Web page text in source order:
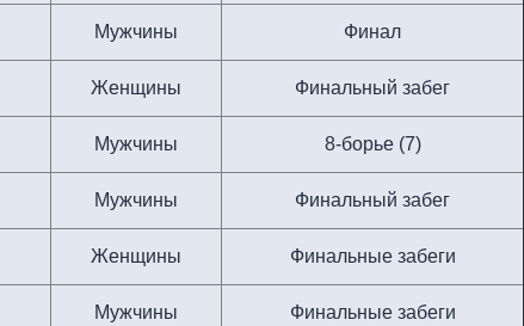
Мужчины Финал
Женщины Финальный забег
Мужчины 8-борье (7)
Мужчины Финальный забег
Женщины Финальные забеги
Мужчины Финальные забеги